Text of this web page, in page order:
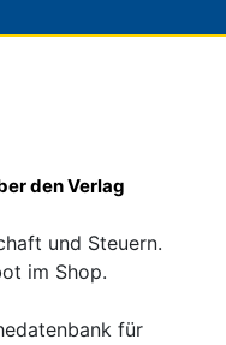
den Verlag
und Steuern.
im Shop.
für